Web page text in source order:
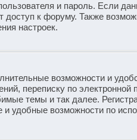
и пароль. Если
к форуму. Также
настроек.
возможности и
переписку по электронной
темы и так далее.
и удобные возможности по